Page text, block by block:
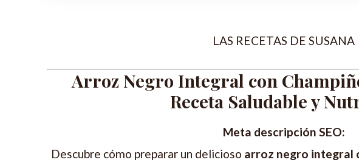
LAS RECETAS DE SUSANA
Arroz Negro Integral con
Receta Saludable y
Meta descripción SEO:
Descubre cómo preparar un delicioso arroz negro integral